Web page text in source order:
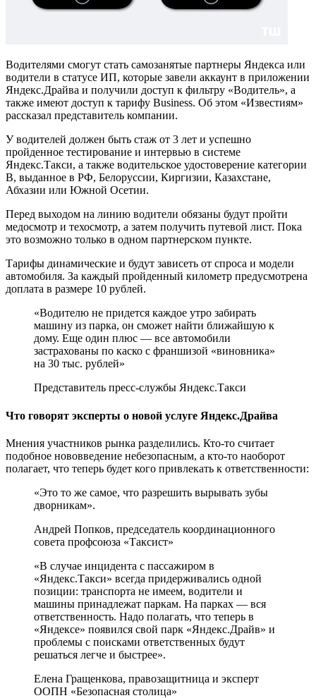
Водителями смогут стать самозанятые партнеры Яндекса или
водители в статусе ИП, которые завели аккаунт в приложении
Яндекс.Драйва и получили доступ к фильтру «Водитель», а
также имеют доступ к тарифу Business. Об этом «Известиям»
рассказал представитель компании.
У водителей должен быть стаж от 3 лет и успешно
пройденное тестирование и интервью в системе
Яндекс.Такси, а также водительское удостоверение категории
В, выданное в РФ, Белоруссии, Киргизии, Казахстане,
Абхазии или Южной Осетии.
Перед выходом на линию водители обязаны будут пройти
медосмотр и техосмотр, а затем получить путевой лист. Пока
это возможно только в одном партнерском пункте.
Тарифы динамические и будут зависеть от спроса и модели
автомобиля. За каждый пройденный километр предусмотрена
доплата в размере 10 рублей.
«Водителю не придется каждое утро забирать
машину из парка, он сможет найти ближайшую к
дому. Еще один плюс — все автомобили
застрахованы по каско с франшизой «виновника»
на 30 тыс. рублей»
Представитель пресс-службы Яндекс.Такси
Что говорят эксперты о новой услуге Яндекс.Драйва
Мнения участников рынка разделились. Кто-то считает
подобное нововведение небезопасным, а кто-то наоборот
полагает, что теперь будет кого привлекать к ответственности:
«Это то же самое, что разрешить вырывать зубы
дворникам».
Андрей Попков, председатель координационного
совета профсоюза «Таксист»
«В случае инцидента с пассажиром в
«Яндекс.Такси» всегда придерживались одной
позиции: транспорта не имеем, водители и
машины принадлежат паркам. На парках — вся
ответственность. Надо полагать, что теперь в
«Яндексе» появился свой парк «Яндекс.Драйв» и
проблемы с поисками ответственных будут
решаться легче и быстрее».
Елена Гращенкова, правозащитница и эксперт
ООПН «Безопасная столица»